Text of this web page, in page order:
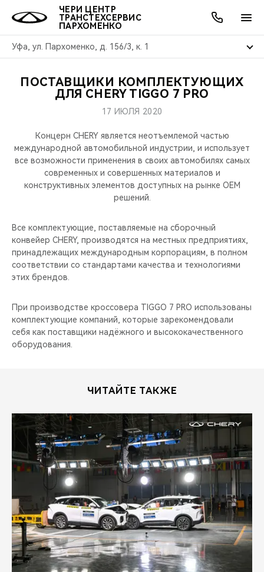
ЧЕРИ ЦЕНТР
ТРАНСТЕХСЕРВИС
ПАРХОМЕНКО
Уфа, ул. Пархоменко, д. 156/3, к. 1
МОДЕЛИ
КРОССОВЕРЫ
СЕДАНЫ
НОВИНКИ
ПОКУПАТЕЛЯМ
КРЕДИТ И СТРАХОВАНИЕ
ВЛАДЕЛЬЦАМ
ЗАПЧАСТИ И АКСЕССУАРЫ
ПОДДЕРЖКА
МИР CHERY
О БРЕНДЕ
CHERY В СОЦСЕТЯХ
БЛАГОТВОРИТЕЛЬНОСТЬ
CHERY REMOTE
НАШИ МЕРОПРИЯТИЯ
АКЦИИ
ОНЛАЙН СЕРВИСЫ
КРЕДИТ
О КОМПАНИИ
МЫ В СОЦСЕТЯХ
ПОСТАВЩИКИ КОМПЛЕКТУЮЩИХ
ДЛЯ CHERY TIGGO 7 PRO
17 ИЮЛЯ 2020
Концерн CHERY является неотъемлемой частью
международной автомобильной индустрии, и использует
все возможности применения в своих автомобилях самых
современных и совершенных материалов и
конструктивных элементов доступных на рынке OEM
решений.
Все комплектующие, поставляемые на сборочный
конвейер CHERY, производятся на местных предприятиях,
принадлежащих международным корпорациям, в полном
соответствии со стандартами качества и технологиями
этих брендов.
При производстве кроссовера TIGGO 7 PRO использованы
комплектующие компаний, которые зарекомендовали
себя как поставщики надёжного и высококачественного
оборудования.
ЧИТАЙТЕ ТАКЖЕ